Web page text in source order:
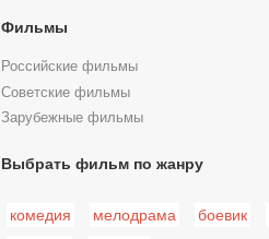
Фильмы
Российские фильмы
Советские фильмы
Зарубежные фильмы
Выбрать фильм по жанру
комедия мелодрама боевик